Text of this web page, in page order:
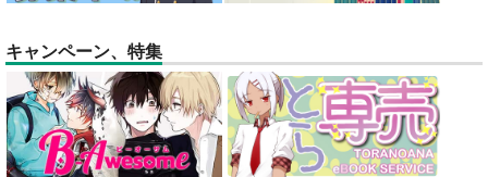
キャンペーン、特集